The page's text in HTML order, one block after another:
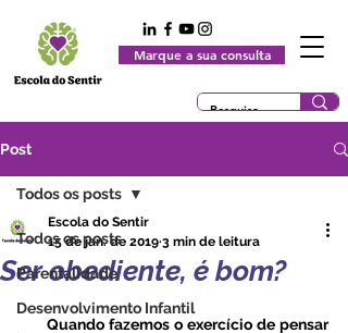
Marque a sua consulta
Post
Todos os posts
Parentalidade
Desenvolvimento Infantil
Todos os posts
Ser obediente, é bom?
Escola do Sentir
15 de jan. de 2019 3 min de leitura